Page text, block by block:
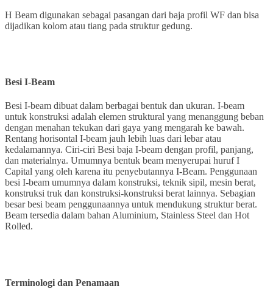
H Beam digunakan sebagai pasangan dari baja profil WF dan bisa
dijadikan kolom atau tiang pada struktur gedung.
Besi I-Beam
Besi I-beam dibuat dalam berbagai bentuk dan ukuran. I-beam
untuk konstruksi adalah elemen struktural yang menanggung beban
dengan menahan tekukan dari gaya yang mengarah ke bawah.
Rentang horisontal I-beam jauh lebih luas dari lebar atau
kedalamannya. Ciri-ciri Besi baja I-beam dengan profil, panjang,
dan materialnya. Umumnya bentuk beam menyerupai huruf I
Capital yang oleh karena itu penyebutannya I-Beam. Penggunaan
besi I-beam umumnya dalam konstruksi, teknik sipil, mesin berat,
konstruksi truk dan konstruksi-konstruksi berat lainnya. Sebagian
besar besi beam penggunaannya untuk mendukung struktur berat.
Beam tersedia dalam bahan Aluminium, Stainless Steel dan Hot
Rolled.
Terminologi dan Penamaan